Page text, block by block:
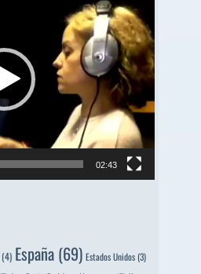
02:43
(4) España (69) Estados Unidos(3)